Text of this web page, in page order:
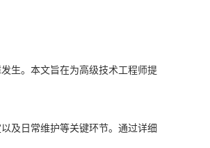
生。本文旨在为高级技术工程师提
及日常维护等关键环节。通过详细